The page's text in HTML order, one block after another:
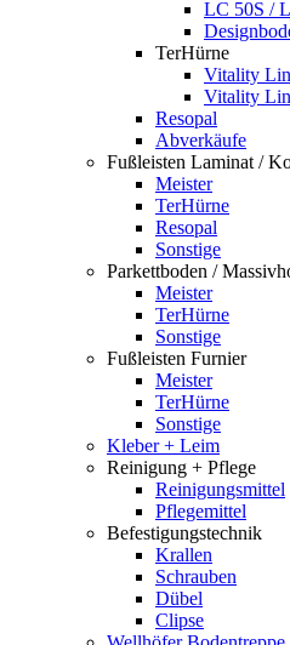
LC 50S /
TerHürne
Vitality
Vitality
Resopal
Abverkäufe
Fußleisten Laminat /
Meister
TerHürne
Resopal
Sonstige
Parkettboden /
Meister
TerHürne
Sonstige
Fußleisten Furnier
Meister
TerHürne
Sonstige
Kleber + Leim
Reinigung + Pflege
Reinigungsmittel
Pflegemittel
Befestigungstechnik
Krallen
Schrauben
Dübel
Clipse